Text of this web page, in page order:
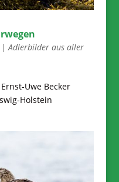
Adlerbilder aus aller
Uwe Becker
Holstein